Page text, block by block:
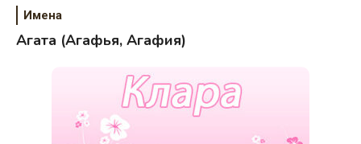
Имена
Агата (Агафья, Агафия)